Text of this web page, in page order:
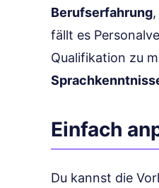
Berufserfahrung,
fällt es
Qualifikation zu
Einfach
Du kannst die